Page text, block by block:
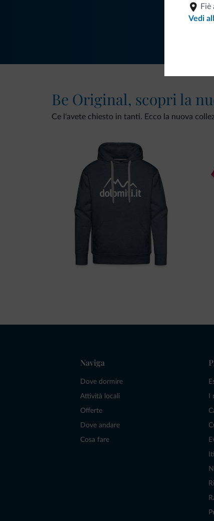
Fiè
Vedi
Be Original, scopri la
Ce l'avete chiesto in tanti. Ecco la nuova
Naviga
Dove dormire
Attività locali
Offerte
Dove andare
Cosa fare